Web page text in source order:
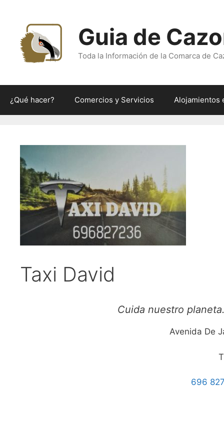
contenido
Guia de
Toda la Información de la Comarca de
¿Qué hacer? Comercios y Servicios Alojamientos
Taxi David
Cuida nuestro
Avenida De
696